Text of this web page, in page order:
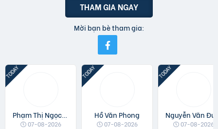
THAM GIA NGAY
Mời bạn bè tham gia:
Phạm Thị Ngọc Linh
07-08-2026
Hồ Văn Phong
07-08-2026 07-08-2026